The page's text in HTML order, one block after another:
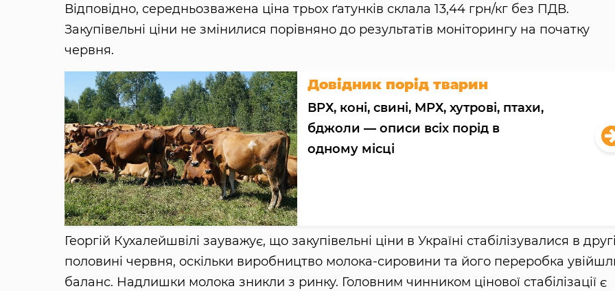
Відповідно, середньозважена ціна трьох ґатунків склала 13,44 грн/кг без ПДВ.
Закупівельні ціни не змінилися порівняно до результатів моніторингу на початку
червня.
Довідник порід тварин
ВРХ, коні, свині, МРХ, хутрові, птахи,
бджоли — описи всіх порід в
одному місці
Георгій Кухалейшвілі зауважує, що закупівельні ціни в Україні стабілізувалися в
половині червня, оскільки виробництво молока-сировини та його переробка
баланс. Надлишки молока зникли з ринку. Головним чинником цінової стабілізації є